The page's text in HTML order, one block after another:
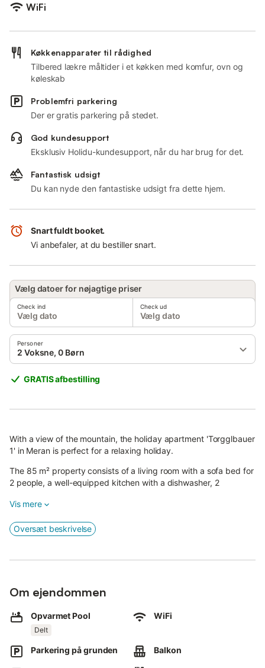
WiFi
Køkkenapparater til rådighed
Tilbered lækre måltider i et køkken med komfur, ovn og
køleskab
Problemfri parkering
Der er gratis parkering på stedet.
God kundesupport
Eksklusiv Holidu-kundesupport, når du har brug for det.
Fantastisk udsigt
Du kan nyde den fantastiske udsigt fra dette hjem.
Snart fuldt booket.
Vi anbefaler, at du bestiller snart.
Vælg datoer for nøjagtige priser
Check ind
Vælg dato
Check ud
Vælg dato
Personer
2 Voksne, 0 Børn
GRATIS afbestilling
With a view of the mountain, the holiday apartment 'Torgglbauer
1' in Meran is perfect for a relaxing holiday.
The 85 m² property consists of a living room with a sofa bed for
2 people, a well-equipped kitchen with a dishwasher, 2
people.
Additional amenities include high-speed Wi-Fi (suitable for video
calls) with a dedicated workspace for home office, a TV as well
with a covered terrace.
A shared outdoor area, consisting of a heated pool, a garden, a
playground and an outdoor shower, is also available for your
A parking space is available on the property.
Vis mere
Oversæt beskrivelse
Om ejendommen
Opvarmet Pool
Delt
WiFi
Parkering på grunden Balkon